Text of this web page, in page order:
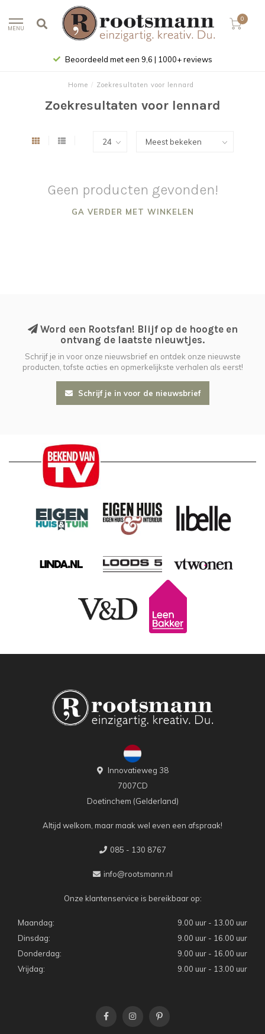
MENU
0
Beoordeeld met een 9,6 | 1000+ reviews
Home / Zoekresultaten voor lennard
Zoekresultaten voor lennard
Geen producten gevonden!
GA VERDER MET WINKELEN
Word een Rootsfan! Blijf op de hoogte en
ontvang de laatste nieuwtjes.
Schrijf je in voor onze nieuwsbrief en ontdek onze nieuwste
producten, tofste acties en opmerkelijkste verhalen als eerst!
Schrijf je in voor de nieuwsbrief
Innovatieweg 38
7007CD
Doetinchem (Gelderland)
Altijd welkom, maar maak wel even een afspraak!
085 - 130 8767
info@rootsmann.nl
Onze klantenservice is bereikbaar op:
Maandag:
9.00 uur - 13.00 uur
Dinsdag:
9.00 uur - 16.00 uur
Donderdag:
9.00 uur - 16.00 uur
Vrijdag:
9.00 uur - 13.00 uur